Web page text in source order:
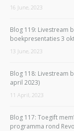
16 June, 2023
Blog 119: Livestream
boekpresentaties 3
13 June, 2023
Blog 118: Livestream
april 2023)
11 April, 2023
Blog 117: Toegift
programma rond